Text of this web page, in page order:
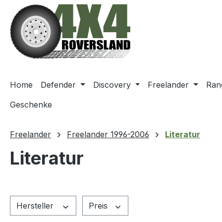
Hauptinhalt springen
Zur Suche springen
Zur Hauptnavigation springen
Home Defender Discovery Freelander
Geschenke
Freelander Freelander 1996-2006 Literatur
Literatur
Hersteller Preis